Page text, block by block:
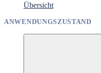
Übersicht
ANWENDUNGSZUSTAND